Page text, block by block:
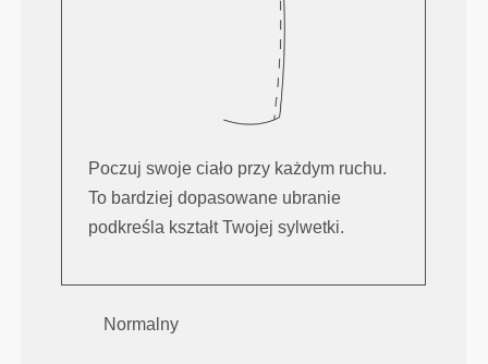
Poczuj swoje ciało przy każdym ruchu.
To bardziej dopasowane ubranie
podkreśla kształt Twojej sylwetki.
Normalny